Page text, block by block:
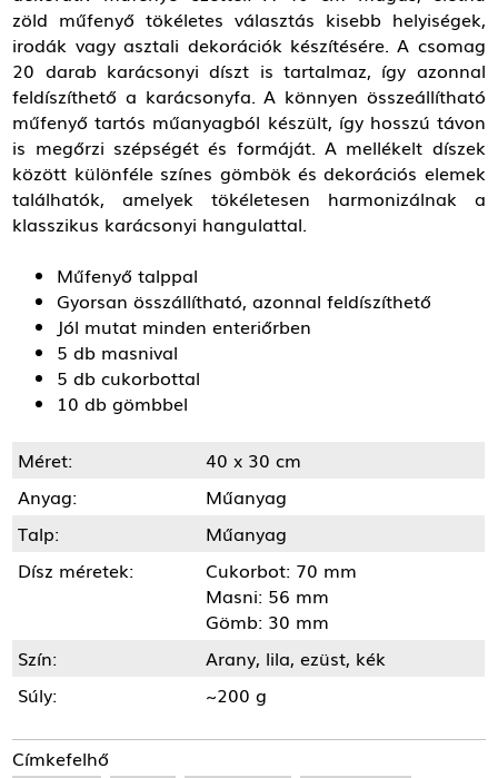
zöld műfenyő tökéletes választás kisebb helyiségek,
irodák vagy asztali dekorációk készítésére. A csomag
20 darab karácsonyi díszt is tartalmaz, így azonnal
feldíszíthető a karácsonyfa. A könnyen összeállítható
műfenyő tartós műanyagból készült, így hosszú távon
is megőrzi szépségét és formáját. A mellékelt díszek
között különféle színes gömbök és dekorációs elemek
találhatók, amelyek tökéletesen harmonizálnak a
klasszikus karácsonyi hangulattal.
Műfenyő talppal
Gyorsan összállítható, azonnal feldíszíthető
Jól mutat minden enteriőrben
5 db masnival
5 db cukorbottal
10 db gömbbel
Méret:
40 x 30 cm
Anyag:
Műanyag
Talp:
Műanyag
Dísz méretek:
Cukorbot: 70 mm
Masni: 56 mm
Gömb: 30 mm
Szín:
Arany, lila, ezüst, kék
Súly:
~200 g
Címkefelhő